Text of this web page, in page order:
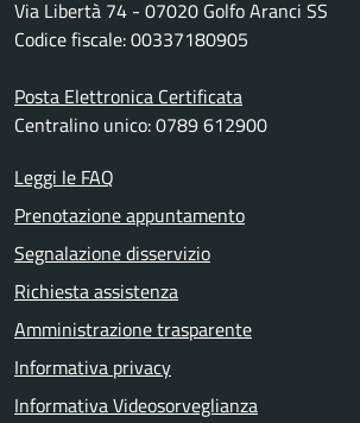
Via Libertà 74 - 07020 Golfo Aranci SS
Codice fiscale: 00337180905
Posta Elettronica Certificata
Centralino unico: 0789 612900
Leggi le FAQ
Prenotazione appuntamento
Segnalazione disservizio
Richiesta assistenza
Amministrazione trasparente
Informativa privacy
Informativa Videosorveglianza